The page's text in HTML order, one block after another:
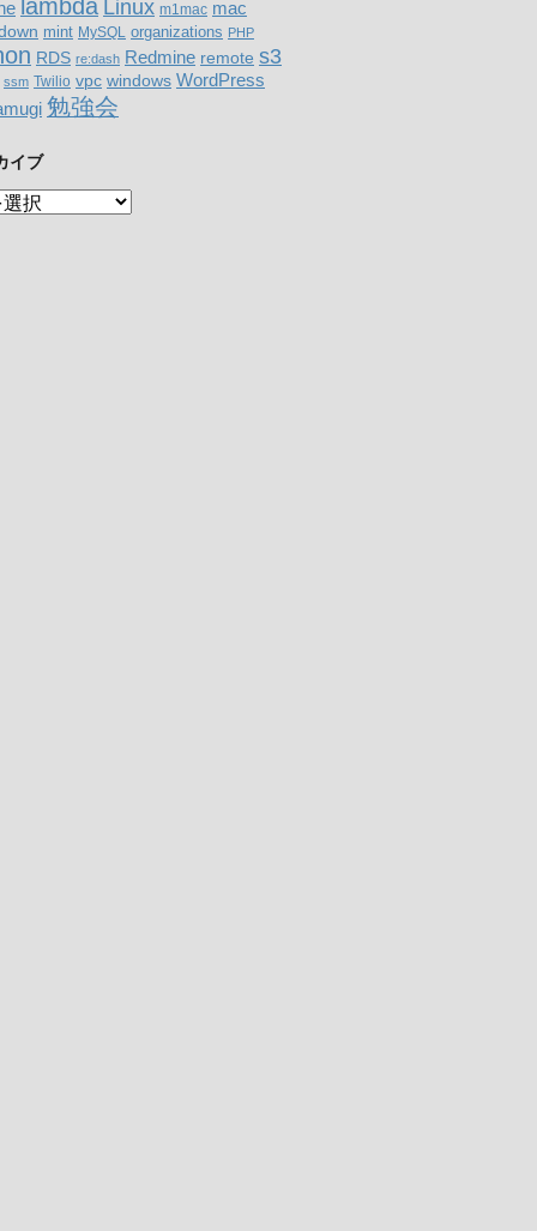
lambda Linux m1mac mac
mint MySQL organizations PHP
RDS re:dash Redmine remote s3
ssm Twilio vpc windows WordPress
勉強会
イブ